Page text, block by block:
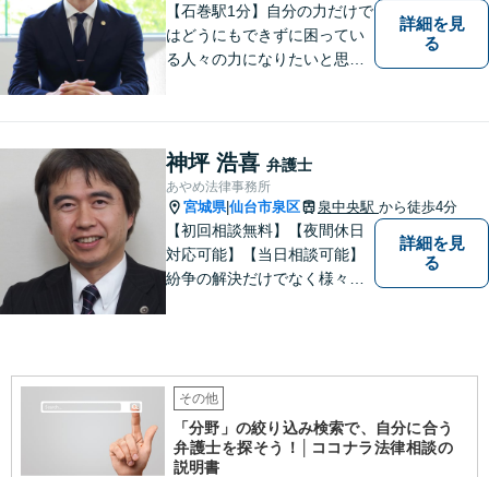
【石巻駅1分】自分の力だけで
はどうにもできずに困ってい
る人々の力になりたいと思い
決ができるよう、サポートい
たします。ぜひ一度ご相談く
ださい。
詳細を見
る
神坪 浩喜 弁護士
あやめ法律事務所
宮城県|仙台市泉区 泉中央駅 から徒歩4分
【初回相談無料】【夜間休日
対応可能】【当日相談可能】
紛争の解決だけでなく様々な
是非一度ご相談ください。
詳細を見
る
その他
「分野」の絞り込み検索で、自分に合う
弁護士を探そう！│ココナラ法律相談の
説明書